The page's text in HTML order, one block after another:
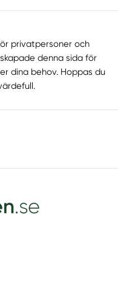
privatpersoner och
denna sida för
dina behov. Hoppas du